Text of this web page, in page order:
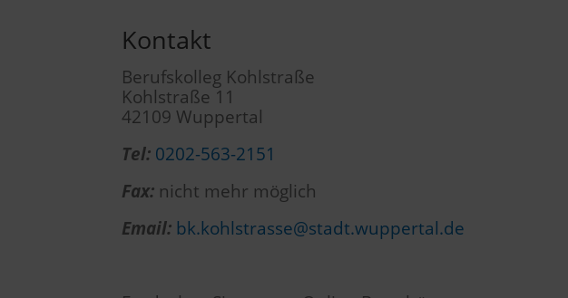
Kontakt
Berufskolleg Kohlstraße
Kohlstraße 11
42109 Wuppertal
Tel: 0202-563-2151
Fax: nicht mehr möglich
Email: bk.kohlstrasse@stadt.wuppertal.de